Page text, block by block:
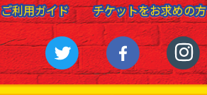
ご利用ガイド
ご利用ガイド チケットをお求めの方
チケットをお求めの方